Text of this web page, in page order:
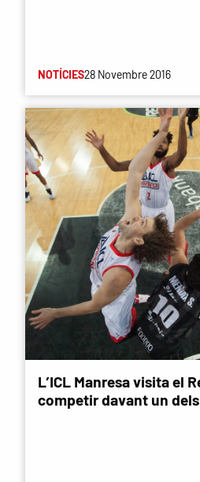
NOTÍCIES28 Novembre 2016
L’ICL Manresa visita el
competir davant un